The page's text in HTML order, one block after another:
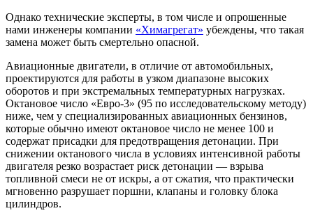
Однако технические эксперты, в том числе и опрошенные
нами инженеры компании «Химагрегат» убеждены, что такая
замена может быть смертельно опасной.
Авиационные двигатели, в отличие от автомобильных,
проектируются для работы в узком диапазоне высоких
оборотов и при экстремальных температурных нагрузках.
Октановое число «Евро-3» (95 по исследовательскому методу)
ниже, чем у специализированных авиационных бензинов,
которые обычно имеют октановое число не менее 100 и
содержат присадки для предотвращения детонации. При
снижении октанового числа в условиях интенсивной работы
двигателя резко возрастает риск детонации — взрыва
топливной смеси не от искры, а от сжатия, что практически
мгновенно разрушает поршни, клапаны и головку блока
цилиндров.